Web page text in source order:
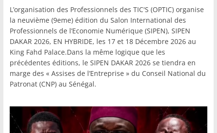
L’organisation des Professionnels des TIC'S (OPTIC) organise
la neuvième (9eme) édition du Salon International des
Professionnels de l’Economie Numérique (SIPEN), SIPEN
DAKAR 2026, EN HYBRIDE, les 17 et 18 Décembre 2026 au
King Fahd Palace.Dans la même logique que les
précédentes éditions, le SIPEN DAKAR 2026 se tiendra en
marge des « Assises de l’Entreprise » du Conseil National du
Patronat (CNP) au Sénégal.